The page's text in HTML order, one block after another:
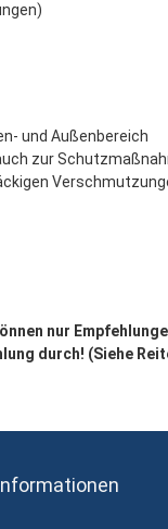
und Außenbereich
zur
nur
durch! (Siehe